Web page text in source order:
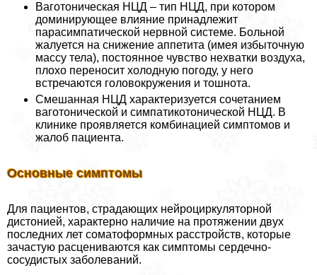
Ваготоническая НЦД – тип НЦД, при котором
доминирующее влияние принадлежит
парасимпатической нервной системе. Больной
жалуется на снижение аппетита (имея избыточную
массу тела), постоянное чувство нехватки воздуха,
плохо переносит холодную погоду, у него
встречаются головокружения и тошнота.
Смешанная НЦД хаpaктеризуется сочетанием
ваготонической и симпатикотонической НЦД. В
клинике проявляется комбинацией симптомов и
жалоб пациента.
Основные симптомы
Для пациентов, страдающих нейроциркуляторной
дистонией, хаpaктерно наличие на протяжении двух
последних лет соматоформных расстройств, которые
зачастую расцениваются как симптомы сердечно-
сосудистых заболеваний.